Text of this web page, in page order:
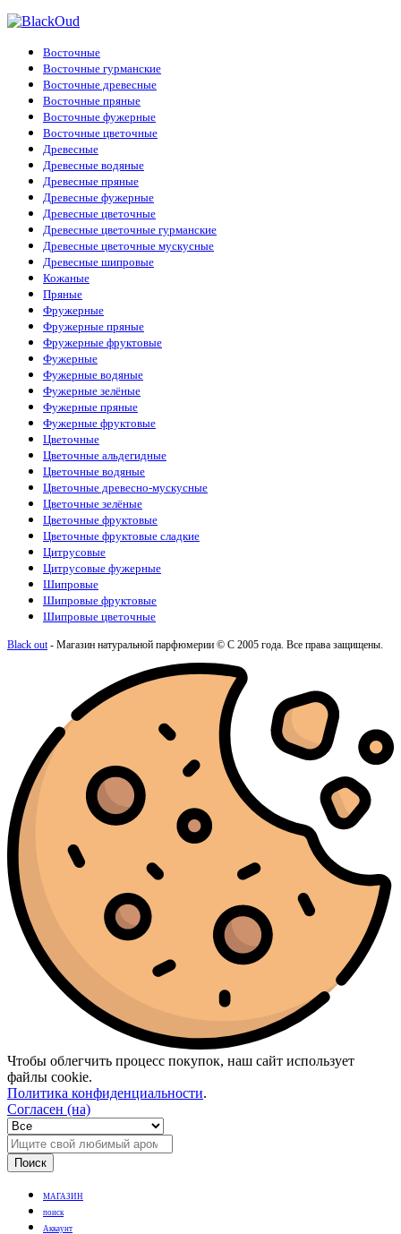
Восточные
Восточные гурманские
Восточные древесные
Восточные пряные
Восточные фужерные
Восточные цветочные
Древесные
Древесные водяные
Древесные пряные
Древесные фужерные
Древесные цветочные
Древесные цветочные гурманские
Древесные цветочные мускусные
Древесные шипровые
Кожаные
Пряные
Фружерные
Фружерные пряные
Фружерные фруктовые
Фужерные
Фужерные водяные
Фужерные зелёные
Фужерные пряные
Фужерные фруктовые
Цветочные
Цветочные альдегидные
Цветочные водяные
Цветочные древесно-мускусные
Цветочные зелёные
Цветочные фруктовые
Цветочные фруктовые сладкие
Цитрусовые
Цитрусовые фужерные
Шипровые
Шипровые фруктовые
Шипровые цветочные
Black out- Магазин натуральной парфюмерии © С 2005 года. Все права защищены.
Чтобы облегчить процесс покупок, наш сайт использует
файлы cookie.
Политика конфиденциальности.
Согласен (на)
Поиск
МАГАЗИН
поиск
Аккаунт